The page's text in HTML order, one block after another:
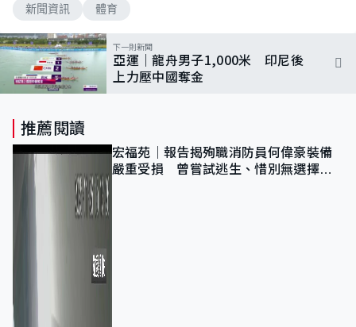
新聞資訊 體育
下一則新聞
亞運｜龍舟男子1,000米 印尼後
上力壓中國奪金
推薦閱讀
宏福苑｜報告揭殉職消防員何偉豪裝備
嚴重受損 曾嘗試逃生、惜別無選擇下